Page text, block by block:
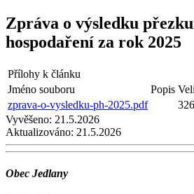
Zpráva o výsledku
hospodaření za rok 2025
Přílohy k článku
Jméno souboru
Popis
zprava-o-vysledku-ph-2025.pdf
Vyvěšeno: 21.5.2026
Aktualizováno: 21.5.2026
Obec Jedlany